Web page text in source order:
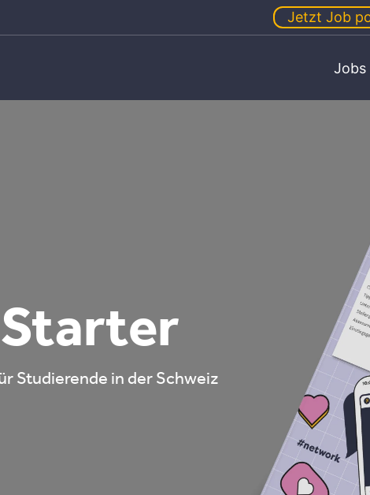
Jetzt Job
Jobs
Studierende in der Schweiz